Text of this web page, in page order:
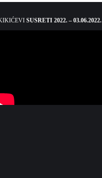
SUSRETI 2022. – 03.06.2022.